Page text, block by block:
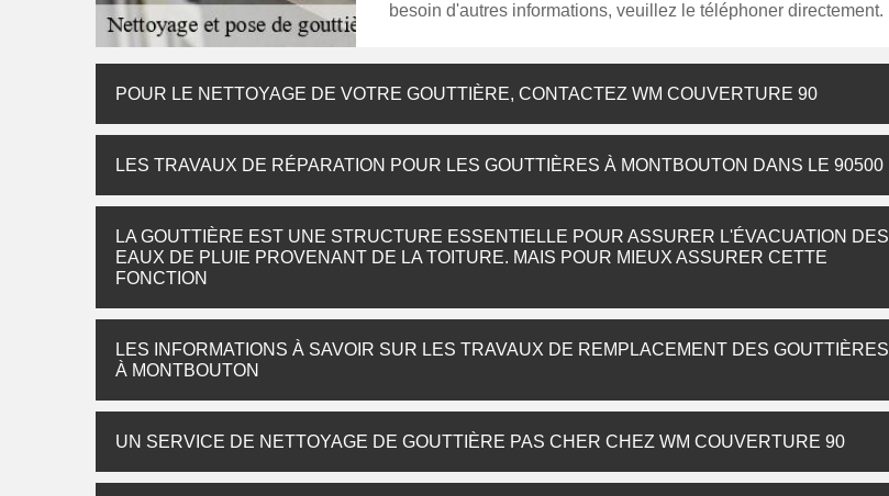
besoin d'autres informations, veuillez le téléphoner directement.
POUR LE NETTOYAGE DE VOTRE GOUTTIÈRE, CONTACTEZ WM COUVERTURE 90
LES TRAVAUX DE RÉPARATION POUR LES GOUTTIÈRES À MONTBOUTON DANS LE 90500
LA GOUTTIÈRE EST UNE STRUCTURE ESSENTIELLE POUR ASSURER L'ÉVACUATION DES
EAUX DE PLUIE PROVENANT DE LA TOITURE. MAIS POUR MIEUX ASSURER CETTE
FONCTION
LES INFORMATIONS À SAVOIR SUR LES TRAVAUX DE REMPLACEMENT DES GOUTTIÈRES
À MONTBOUTON
UN SERVICE DE NETTOYAGE DE GOUTTIÈRE PAS CHER CHEZ WM COUVERTURE 90